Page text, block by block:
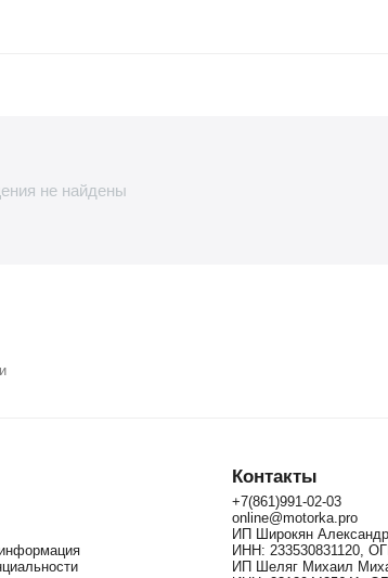
не найдены
Контакты
+7(861)991-02-03
online@motorka.pro
ИП Широкян Александр
ИНН: 233530831120,
ИП Шеляг Михаил